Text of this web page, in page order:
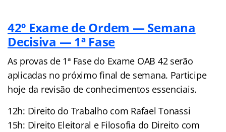
42º Exame de Ordem — Semana
Decisiva — 1ª Fase
As provas de 1ª Fase do Exame OAB 42 serão
aplicadas no próximo final de semana. Participe
hoje da revisão de conhecimentos essenciais.
12h: Direito do Trabalho com Rafael Tonassi
15h: Direito Eleitoral e Filosofia do Direito com